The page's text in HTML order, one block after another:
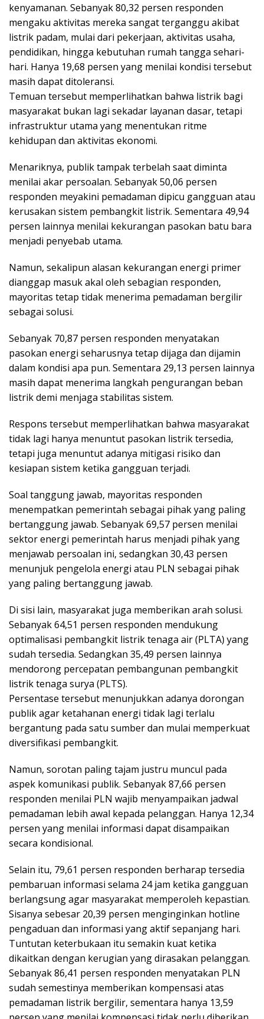
kenyamanan. Sebanyak 80,32 persen responden
mengaku aktivitas mereka sangat terganggu akibat
listrik padam, mulai dari pekerjaan, aktivitas usaha,
pendidikan, hingga kebutuhan rumah tangga sehari-
hari. Hanya 19,68 persen yang menilai kondisi tersebut
masih dapat ditoleransi.
Temuan tersebut memperlihatkan bahwa listrik bagi
masyarakat bukan lagi sekadar layanan dasar, tetapi
infrastruktur utama yang menentukan ritme
kehidupan dan aktivitas ekonomi.
Menariknya, publik tampak terbelah saat diminta
menilai akar persoalan. Sebanyak 50,06 persen
responden meyakini pemadaman dipicu gangguan atau
kerusakan sistem pembangkit listrik. Sementara 49,94
persen lainnya menilai kekurangan pasokan batu bara
menjadi penyebab utama.
Namun, sekalipun alasan kekurangan energi primer
dianggap masuk akal oleh sebagian responden,
mayoritas tetap tidak menerima pemadaman bergilir
sebagai solusi.
Sebanyak 70,87 persen responden menyatakan
pasokan energi seharusnya tetap dijaga dan dijamin
dalam kondisi apa pun. Sementara 29,13 persen lainnya
masih dapat menerima langkah pengurangan beban
listrik demi menjaga stabilitas sistem.
Respons tersebut memperlihatkan bahwa masyarakat
tidak lagi hanya menuntut pasokan listrik tersedia,
tetapi juga menuntut adanya mitigasi risiko dan
kesiapan sistem ketika gangguan terjadi.
Soal tanggung jawab, mayoritas responden
menempatkan pemerintah sebagai pihak yang paling
bertanggung jawab. Sebanyak 69,57 persen menilai
sektor energi pemerintah harus menjadi pihak yang
menjawab persoalan ini, sedangkan 30,43 persen
menunjuk pengelola energi atau PLN sebagai pihak
yang paling bertanggung jawab.
Di sisi lain, masyarakat juga memberikan arah solusi.
Sebanyak 64,51 persen responden mendukung
optimalisasi pembangkit listrik tenaga air (PLTA) yang
sudah tersedia. Sedangkan 35,49 persen lainnya
mendorong percepatan pembangunan pembangkit
listrik tenaga surya (PLTS).
Persentase tersebut menunjukkan adanya dorongan
publik agar ketahanan energi tidak lagi terlalu
bergantung pada satu sumber dan mulai memperkuat
diversifikasi pembangkit.
Namun, sorotan paling tajam justru muncul pada
aspek komunikasi publik. Sebanyak 87,66 persen
responden menilai PLN wajib menyampaikan jadwal
pemadaman lebih awal kepada pelanggan. Hanya 12,34
persen yang menilai informasi dapat disampaikan
secara kondisional.
Selain itu, 79,61 persen responden berharap tersedia
pembaruan informasi selama 24 jam ketika gangguan
berlangsung agar masyarakat memperoleh kepastian.
Sisanya sebesar 20,39 persen menginginkan hotline
pengaduan dan informasi yang aktif sepanjang hari.
Tuntutan keterbukaan itu semakin kuat ketika
dikaitkan dengan kerugian yang dirasakan pelanggan.
Sebanyak 86,41 persen responden menyatakan PLN
sudah semestinya memberikan kompensasi atas
pemadaman listrik bergilir, sementara hanya 13,59